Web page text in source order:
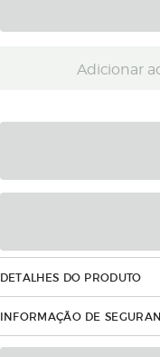
Adicionar
DETALHES DO PRODUTO
INFORMAÇÃO DE